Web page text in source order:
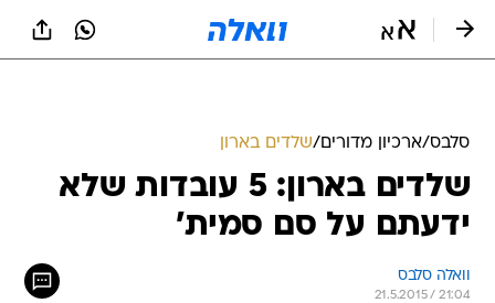
סלבס/ארכיון מדורים/שלדים בארון
שלדים בארון: 5 עובדות שלא
ידעתם על סם סמית'
וואלה סלבס
21.5.2015 / 21:04